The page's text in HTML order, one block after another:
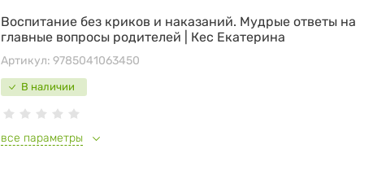
В наличии
Воспитание без криков и наказаний. Мудрые ответы на
главные вопросы родителей | Кес Екатерина
Артикул: 9785041063450
все параметры